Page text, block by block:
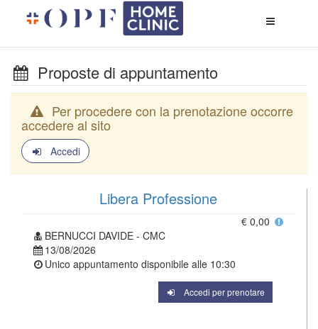
di
Proposte di appuntamento
Per procedere con la prenotazione occorre
accedere al sito
Accedi
Libera Professione
€ 0,00
BERNUCCI DAVIDE - CMC
13/08/2026
Unico appuntamento disponibile alle 10:30
Accedi per prenotare